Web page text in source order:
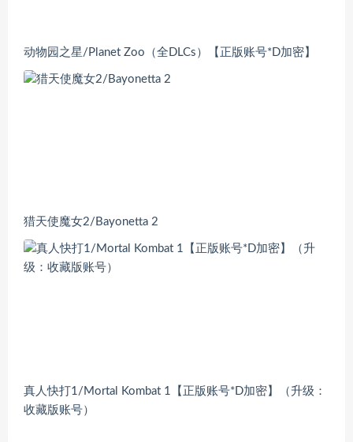
动物园之星/Planet Zoo（全DLCs）【正版账号*D加密】
猎天使魔女2/Bayonetta 2
真人快打1/Mortal Kombat 1【正版账号*D加密】（升级：
收藏版账号）